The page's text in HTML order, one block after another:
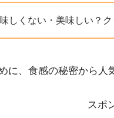
しくない・美味しい？
に、食感の秘密から人
スポ